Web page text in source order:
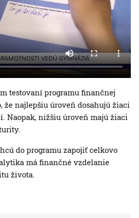
testovaní programu finančnej
že najlepšiu úroveň dosahujú žiaci
Naopak, nižšiu úroveň majú žiaci
do programu zapojiť celkovo
má finančné vzdelanie
života.